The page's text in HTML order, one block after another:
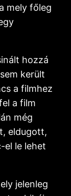
mely főleg
hozzá
került
a filmhez
a film
még
eldugott,
el le lehet
jelenleg